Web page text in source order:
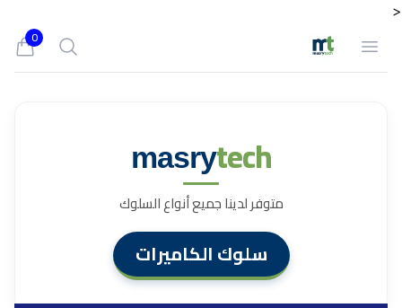
<
Open menu
Search
0
bag
masrytech
متوفر لدينا جميع أنواع السلوك
سلوك الكاميرات